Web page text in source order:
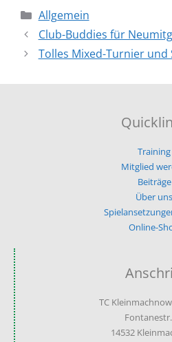
Allgemein
Club-Buddies für
Tolles Mixed-Turnier und
Training
Mitglied
Beiträge
Über uns
Online-
TC
14532